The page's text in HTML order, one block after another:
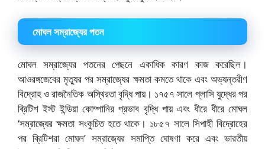
মোঘল সম্রাজ্যের পতন
মোঘল সম্রাজ্যের পতনের পেছনে একাধিক কারণ কাজ করেছিল।
আওরঙ্গজেবের মৃত্যুর পর সম্রাজ্যের ক্ষমতা কমতে থাকে এবং অভ্যন্তরীণ
বিদ্রোহ ও রাজনৈতিক অস্থিরতা বৃদ্ধি পায়। ১৭৫৭ সালে প্লাসি যুদ্ধের পর
ব্রিটিশ ইস্ট ইন্ডিয়া কোম্পানির প্রভাব বৃদ্ধি পায় এবং ধীরে ধীরে মোঘল
‘সম্রাজ্যের ক্ষমতা সংকুচিত হতে থাকে। ১৮৫৭ সালে সিপাহী বিদ্রোহের
পর ব্রিটিশরা মোঘল’ সম্রাজ্যের সমাপ্তি ঘোষণা করে এবং ভারতীয়